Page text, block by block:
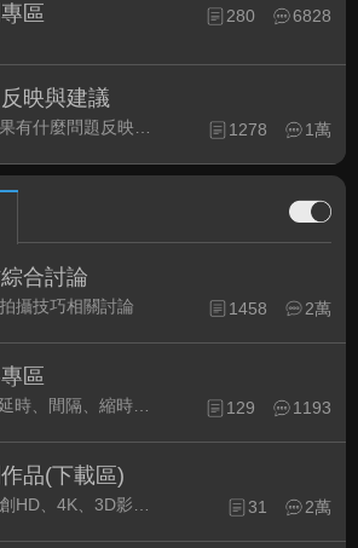
區 280 6828
映與建議
對於論壇如果有什麼問題反映或是建議, 竭誠歡迎在這裡盡情發表 1278 1萬
合討論
攝技巧相關討論 1458 2萬
區
129 1193
品(下載區)
提供精研原創HD、4K、3D影片作品下載專區 31 2萬